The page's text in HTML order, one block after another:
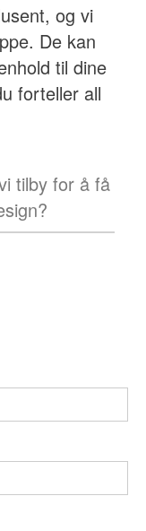
og vi
De kan
til dine
forteller all
tilby for å få